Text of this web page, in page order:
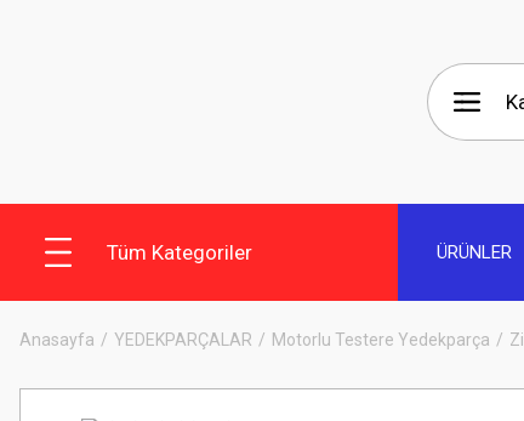
Tüm Kategoriler ÜRÜNLER
Anasayfa YEDEKPARÇALAR Motorlu Testere Yedekparça